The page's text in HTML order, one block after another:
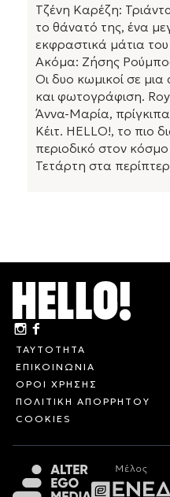
Τζένη Καρέζη:
το θάνατό της, ένα
εκφραστικά μάτια του
Ακόμα: Ζήσης
Οι δυο κωμικοί σε
και φωτογράφιση.
Άννα-Μαρία,
Κέιτ. HELLO!, το πιο
περιοδικό στον
Τετάρτη στα
ΤΑΥΤΟΤΗΤΑ
ΕΠΙΚΟΙΝΩΝΙΑ
ΟΡΟΙ ΧΡΗΣΗΣ
ΠΟΛΙΤΙΚΗ ΑΠΟΡΡΗΤΟΥ
COOKIES